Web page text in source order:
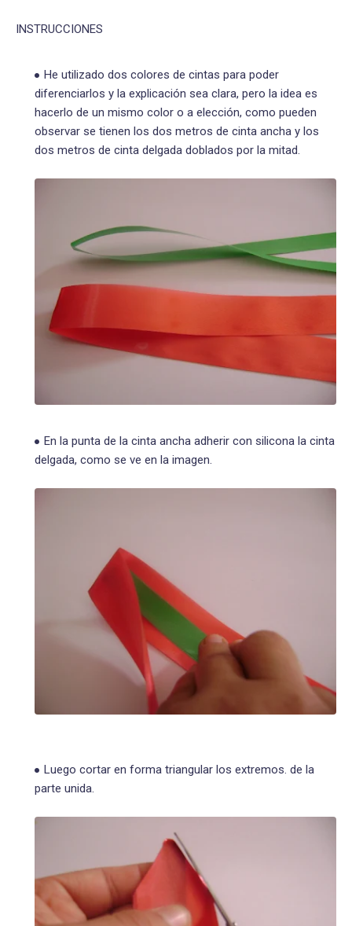
INSTRUCCIONES
He utilizado dos colores de cintas para poder
diferenciarlos y la explicación sea clara, pero la idea es
hacerlo de un mismo color o a elección, como pueden
observar se tienen los dos metros de cinta ancha y los
dos metros de cinta delgada doblados por la mitad.
En la punta de la cinta ancha adherir con silicona la cinta
delgada, como se ve en la imagen.
Luego cortar en forma triangular los extremos. de la
parte unida.